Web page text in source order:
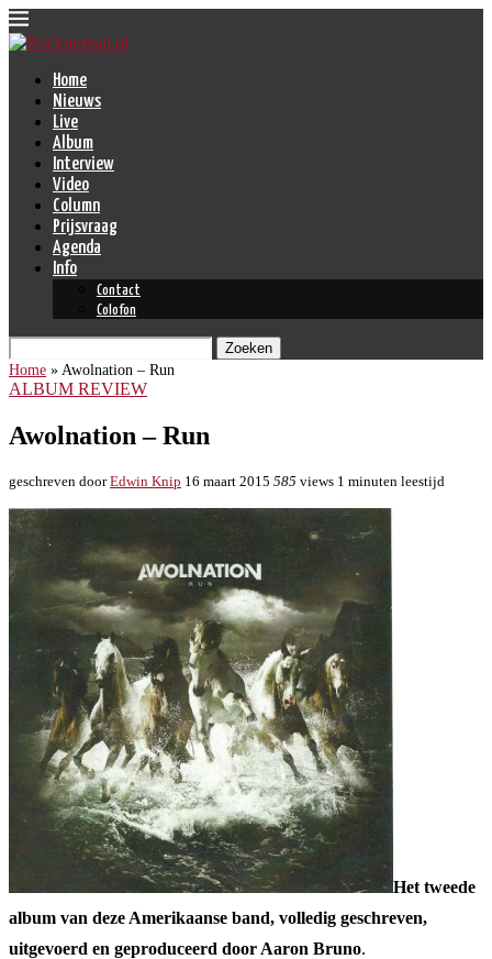
Home
Nieuws
Live
Album
Interview
Video
Column
Prijsvraag
Agenda
Info
Contact
Colofon
Zoeken
Home » Awolnation – Run
ALBUM REVIEW
Awolnation – Run
geschreven doorEdwin Knip 16 maart 2015 585 views 1 minuten leestijd
Het tweede
album van deze Amerikaanse band, volledig geschreven,
uitgevoerd en geproduceerd door Aaron Bruno.